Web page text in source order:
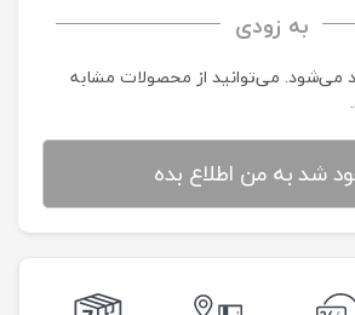
به زودی
می‌شود. می‌توانید از محصولات مشابه
شد به من اطلاع بده